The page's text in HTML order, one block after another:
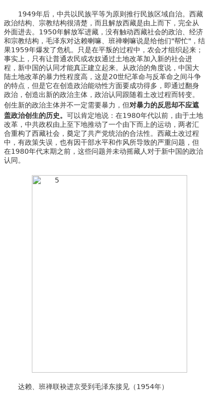
1949年后，中共以民族平等为原则推行民族区域自治。西藏
政治结构、宗教结构很清楚，而且解放西藏是由上而下，完全从
外面进去。1950年解放军进藏，没有触动西藏社会的政治、经济
和宗教结构，毛泽东对达赖喇嘛、班禅喇嘛说是给他们"帮忙"，结
果1959年爆发了危机。只是在平叛的过程中，农会才组织起来；
事实上，只有让普通农民或农奴通过土地改革加入新的社会进
程，新中国的认同才能真正建立起来。从政治的角度说，中国大
陆土地改革的暴力性程度高，这是20世纪革命与反革命之间斗争
的特点，但是它在创造政治能动性方面要成功得多，即通过翻身
政治，创造出新的政治主体，政治认同跟随着土改过程而转变。
创生新的政治主体并不一定需要暴力，但对暴力的反思却不应遮
盖政治创生的历史。 可以肯定地说：在1980年代以前，由于土地
改革，中共政权由上至下地推动了一个由下而上的运动，两者汇
合重构了西藏社会，奠定了共产党统治的合法性。西藏土改过程
中，有政策失误，也有因干部水平和作风所导致的严重问题，但
在1980年代末期之前，这些问题并未动摇藏人对于新中国的政治
认同。
达赖、班禅联袂进京受到毛泽东接见（1954年）